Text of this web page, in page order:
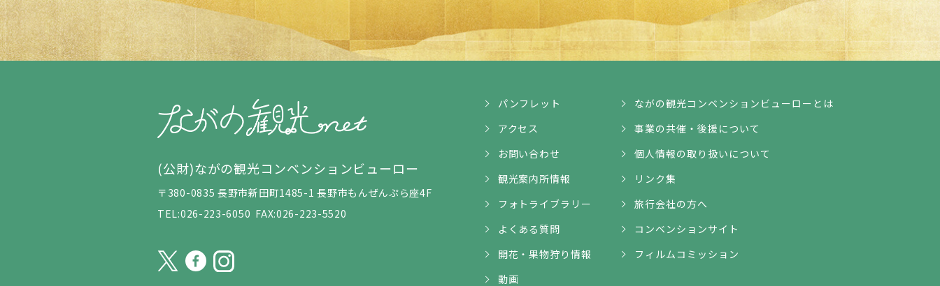
(公財)ながの観光コンベンションビューロー
〒380-0835 長野市新田町1485-1 長野市もんぜんぷら座4F
TEL:026-223-6050 FAX:026-223-5520
パンフレット
アクセス
お問い合わせ
観光案内所情報
フォトライブラリー
よくある質問
開花・果物狩り情報
動画
ながの観光コンベンションビューローとは
事業の共催・後援について
個人情報の取り扱いについて
リンク集
旅行会社の方へ
コンベンションサイト
フィルムコミッション